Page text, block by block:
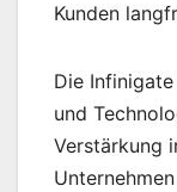
Kunden
Die
und
Verstärkung